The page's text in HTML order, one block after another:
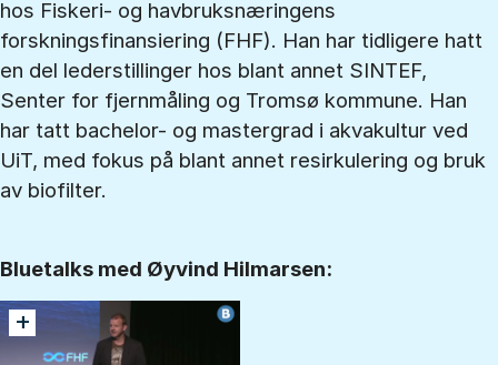
hos Fiskeri- og havbruksnæringens
forskningsfinansiering (FHF). Han har tidligere hatt
en del lederstillinger hos blant annet SINTEF,
Senter for fjernmåling og Tromsø kommune. Han
har tatt bachelor- og mastergrad i akvakultur ved
UiT, med fokus på blant annet resirkulering og bruk
av biofilter.
Bluetalks med Øyvind Hilmarsen:
+